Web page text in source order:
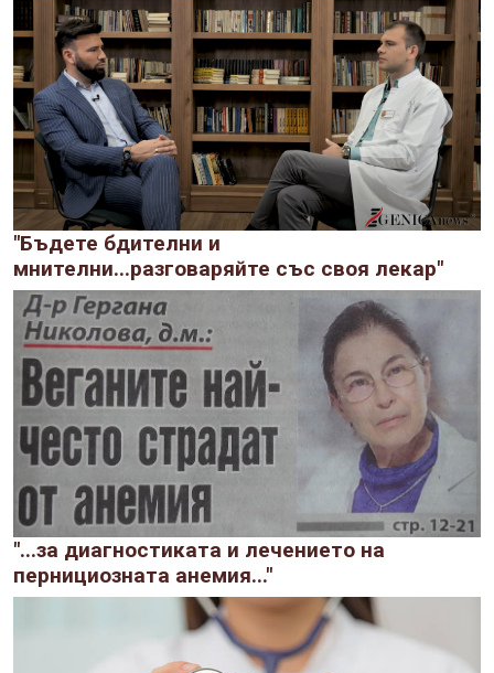
"Бъдете бдителни и
мнителни...разговаряйте със своя лекар"
"...за диагностиката и лечението на
пернициозната анемия..."